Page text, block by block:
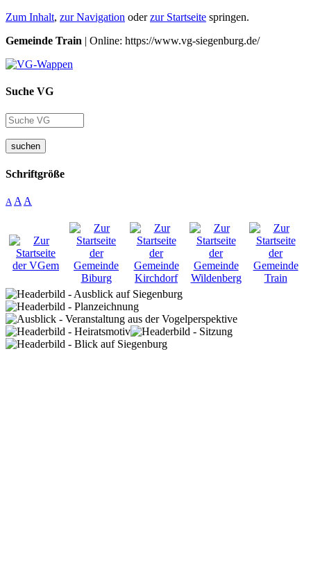
Zum Inhalt, zur Navigation oderzur Startseite springen.
Gemeinde Train | Online: https://www.vg-siegenburg.de/
Suche VG
suchen
Schriftgröße
A A A